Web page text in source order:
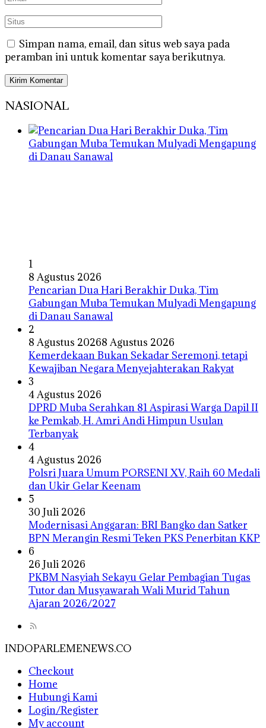
Simpan nama, email, dan situs web saya pada
peramban ini untuk komentar saya berikutnya.
NASIONAL
1
8 Agustus 2026
Pencarian Dua Hari Berakhir Duka, Tim
Gabungan Muba Temukan Mulyadi Mengapung
di Danau Sanawal
2
8 Agustus 20268 Agustus 2026
Kemerdekaan Bukan Sekadar Seremoni, tetapi
Kewajiban Negara Menyejahterakan Rakyat
3
4 Agustus 2026
DPRD Muba Serahkan 81 Aspirasi Warga Dapil II
ke Pemkab, H. Amri Andi Himpun Usulan
Terbanyak
4
4 Agustus 2026
Polsri Juara Umum PORSENI XV, Raih 60 Medali
dan Ukir Gelar Keenam
5
30 Juli 2026
Modernisasi Anggaran: BRI Bangko dan Satker
BPN Merangin Resmi Teken PKS Penerbitan KKP
6
26 Juli 2026
PKBM Nasyiah Sekayu Gelar Pembagian Tugas
Tutor dan Musyawarah Wali Murid Tahun
Ajaran 2026/2027
INDOPARLEMENEWS.CO
Checkout
Home
Hubungi Kami
Login/Register
My account